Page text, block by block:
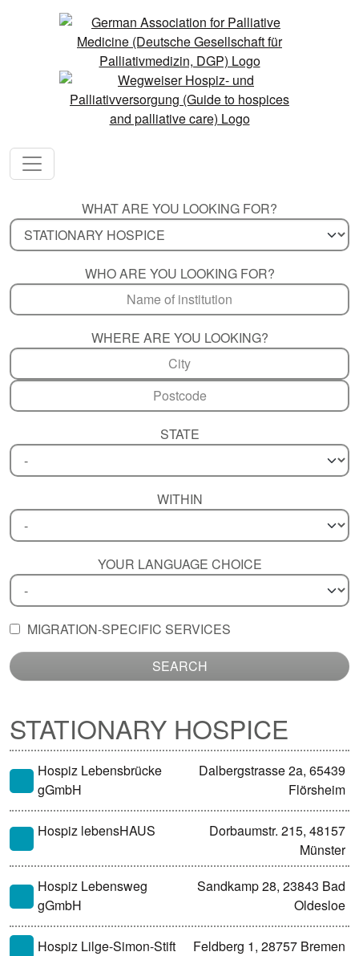
WHAT ARE YOU LOOKING FOR?
WHO ARE YOU LOOKING FOR?
WHERE ARE YOU LOOKING?
STATE
WITHIN
YOUR LANGUAGE CHOICE
MIGRATION-SPECIFIC SERVICES
SEARCH
STATIONARY HOSPICE
Hospiz Lebensbrücke
gGmbH
Dalbergstrasse 2a, 65439
Flörsheim
Hospiz lebensHAUS
Dorbaumstr. 215, 48157
Münster
Hospiz Lebensweg
gGmbH
Sandkamp 28, 23843 Bad
Oldesloe
Hospiz Lilge-Simon-Stift Feldberg 1, 28757 Bremen